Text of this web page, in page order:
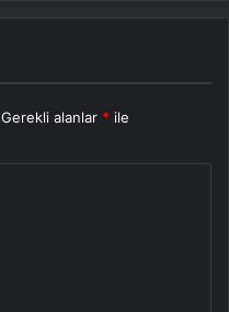
Gerekli alanlar * ile